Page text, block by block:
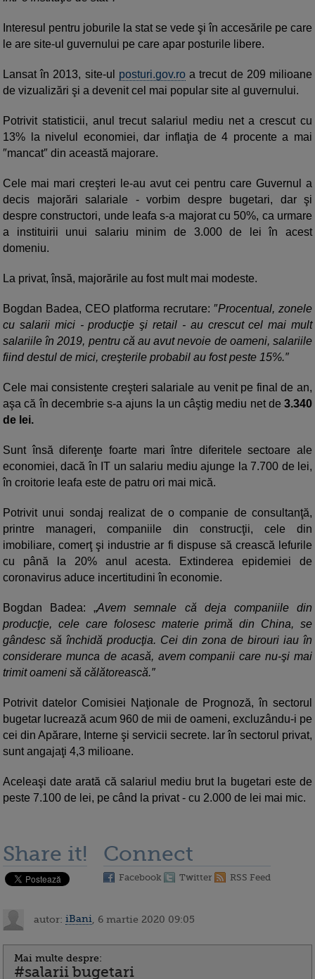
Interesul pentru joburile la stat se vede şi în accesările pe care
le are site-ul guvernului pe care apar posturile libere.
Lansat în 2013, site-ul posturi.gov.roa trecut de 209 milioane
de vizualizări şi a devenit cel mai popular site al guvernului.
Potrivit statisticii, anul trecut salariul mediu net a crescut cu
13% la nivelul economiei, dar inflaţia de 4 procente a mai
″mancat″⁣ din această majorare.
Cele mai mari creşteri le-au avut cei pentru care Guvernul a
decis majorări salariale - vorbim despre bugetari, dar şi
despre constructori, unde leafa s-a majorat cu 50%, ca urmare
a instituirii unui salariu minim de 3.000 de lei în acest
domeniu.
La privat, însă, majorările au fost mult mai modeste.
Bogdan Badea, CEO platforma recrutare: ″Procentual, zonele
cu salarii mici - producţie şi retail - au crescut cel mai mult
salariile în 2019, pentru că au avut nevoie de oameni, salariile
fiind destul de mici, creşterile probabil au fost peste 15%.″
Cele mai consistente creşteri salariale au venit pe final de an,
aşa că în decembrie s-a ajuns la un câştig mediu net de 3.340
de lei.
Sunt însă diferenţe foarte mari între diferitele sectoare ale
economiei, dacă în IT un salariu mediu ajunge la 7.700 de lei,
în croitorie leafa este de patru ori mai mică.
Potrivit unui sondaj realizat de o companie de consultanţă,
printre manageri, companiile din construcţii, cele din
imobiliare, comerţ şi industrie ar fi dispuse să crească lefurile
cu până la 20% anul acesta. Extinderea epidemiei de
coronavirus aduce incertitudini în economie.
Bogdan Badea:Avem semnale că deja companiile din
producţie, cele care folosesc materie primă din China, se
gândesc să închidă producţia. Cei din zona de birouri iau în
considerare munca de acasă, avem companii care nu-şi mai
trimit oameni să călătorească.″
Potrivit datelor Comisiei Naţionale de Prognoză, în sectorul
bugetar lucrează acum 960 de mii de oameni, excluzându-i pe
cei din Apărare, Interne şi servicii secrete. Iar în sectorul privat,
sunt angajaţi 4,3 milioane.
Aceleaşi date arată că salariul mediu brut la bugetari este de
peste 7.100 de lei, pe când la privat - cu 2.000 de lei mai mic.
Share it! Connect
Facebook Twitter RSS Feed
autor: iBani , 6 martie 2020 09:05
Mai multe despre:
#salarii bugetari